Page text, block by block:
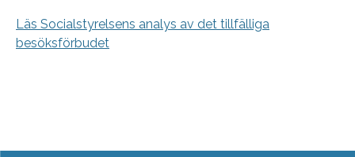
Läs Socialstyrelsens analys av det tillfälliga
besöksförbudet